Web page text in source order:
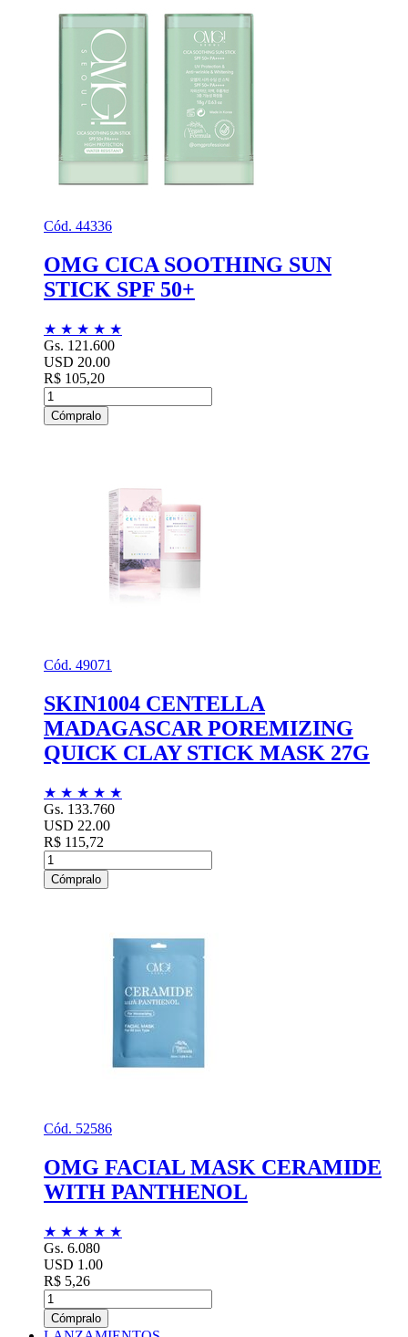
Cód. 44336
OMG CICA SOOTHING SUN
STICK SPF 50+
★ ★ ★ ★ ★
Gs. 121.600
USD 20.00
R$ 105,20
Cómpralo
Cód. 49071
SKIN1004 CENTELLA
MADAGASCAR POREMIZING
QUICK CLAY STICK MASK 27G
★ ★ ★ ★ ★
Gs. 133.760
USD 22.00
R$ 115,72
Cómpralo
Cód. 52586
OMG FACIAL MASK CERAMIDE
WITH PANTHENOL
★ ★ ★ ★ ★
Gs. 6.080
USD 1.00
R$ 5,26
Cómpralo